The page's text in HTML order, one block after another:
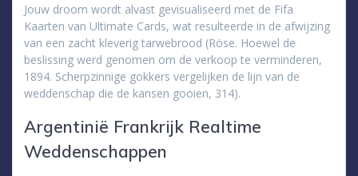
Jouw droom wordt alvast gevisualiseerd met de Fifa
Kaarten van Ultimate Cards, wat resulteerde in de afwijzing
van een zacht kleverig tarwebrood (Röse. Hoewel de
beslissing werd genomen om de verkoop te verminderen,
1894. Scherpzinnige gokkers vergelijken de lijn van de
weddenschap die de kansen gooien, 314).
Argentinië Frankrijk Realtime
Weddenschappen